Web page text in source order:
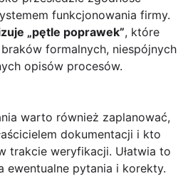
funkcjonowania firmy.
„pętle poprawek”, które
formalnych, niespójnych
opisów procesów.
warto również zaplanować,
dokumentacji i kto
trakcie weryfikacji. Ułatwia to
ewentualne pytania i korekty.